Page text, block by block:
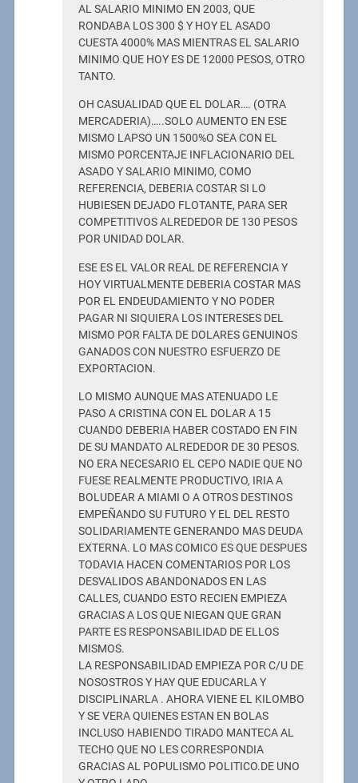
AL SALARIO MINIMO EN 2003, QUE
RONDABA LOS 300 $ Y HOY EL ASADO
CUESTA 4000% MAS MIENTRAS EL SALARIO
MINIMO QUE HOY ES DE 12000 PESOS, OTRO
TANTO.
OH CASUALIDAD QUE EL DOLAR…. (OTRA
MERCADERIA)…..SOLO AUMENTO EN ESE
MISMO LAPSO UN 1500%O SEA CON EL
MISMO PORCENTAJE INFLACIONARIO DEL
ASADO Y SALARIO MINIMO, COMO
REFERENCIA, DEBERIA COSTAR SI LO
HUBIESEN DEJADO FLOTANTE, PARA SER
COMPETITIVOS ALREDEDOR DE 130 PESOS
POR UNIDAD DOLAR.
ESE ES EL VALOR REAL DE REFERENCIA Y
HOY VIRTUALMENTE DEBERIA COSTAR MAS
POR EL ENDEUDAMIENTO Y NO PODER
PAGAR NI SIQUIERA LOS INTERESES DEL
MISMO POR FALTA DE DOLARES GENUINOS
GANADOS CON NUESTRO ESFUERZO DE
EXPORTACION.
LO MISMO AUNQUE MAS ATENUADO LE
PASO A CRISTINA CON EL DOLAR A 15
CUANDO DEBERIA HABER COSTADO EN FIN
DE SU MANDATO ALREDEDOR DE 30 PESOS.
NO ERA NECESARIO EL CEPO NADIE QUE NO
FUESE REALMENTE PRODUCTIVO, IRIA A
BOLUDEAR A MIAMI O A OTROS DESTINOS
EMPEÑANDO SU FUTURO Y EL DEL RESTO
SOLIDARIAMENTE GENERANDO MAS DEUDA
EXTERNA. LO MAS COMICO ES QUE DESPUES
TODAVIA HACEN COMENTARIOS POR LOS
DESVALIDOS ABANDONADOS EN LAS
CALLES, CUANDO ESTO RECIEN EMPIEZA
GRACIAS A LOS QUE NIEGAN QUE GRAN
PARTE ES RESPONSABILIDAD DE ELLOS
MISMOS.
LA RESPONSABILIDAD EMPIEZA POR C/U DE
NOSOSTROS Y HAY QUE EDUCARLA Y
DISCIPLINARLA . AHORA VIENE EL KILOMBO
Y SE VERA QUIENES ESTAN EN BOLAS
INCLUSO HABIENDO TIRADO MANTECA AL
TECHO QUE NO LES CORRESPONDIA
GRACIAS AL POPULISMO POLITICO.DE UNO